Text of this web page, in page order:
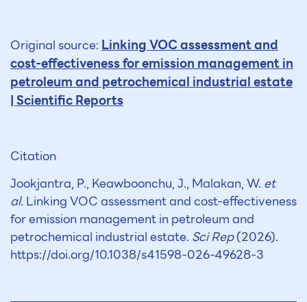
Original source:Linking VOC assessment and
cost-effectiveness for emission management in
petroleum and petrochemical industrial estate
| Scientific Reports
Citation
Jookjantra, P., Keawboonchu, J., Malakan, W. et
al.Linking VOC assessment and cost-effectiveness
for emission management in petroleum and
petrochemical industrial estate. Sci Rep(2026).
https://doi.org/10.1038/s41598-026-49628-3